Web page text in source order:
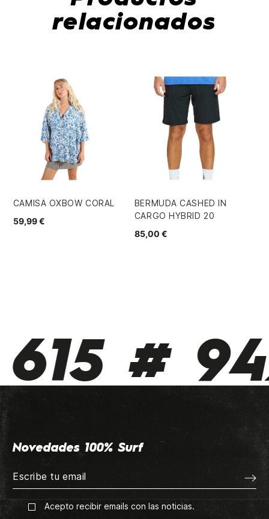
relacionados
CAMISA OXBOW CORAL
59,99 €
BERMUDA CASHED IN
CARGO HYBRID 20
85,00 €
#
Novedades 100% Surf
Acepto recibir emails con las noticias.